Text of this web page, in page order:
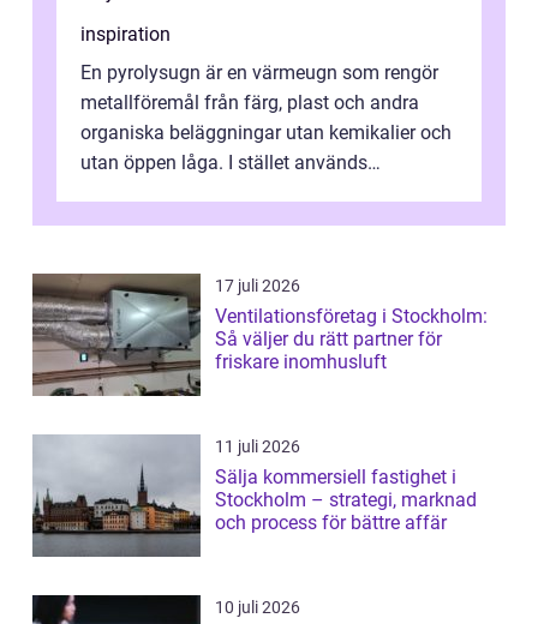
inspiration
En pyrolysugn är en värmeugn som rengör
metallföremål från färg, plast och andra
organiska beläggningar utan kemikalier och
utan öppen låga. I stället används
17 juli 2026
Ventilationsföretag i Stockholm:
Så väljer du rätt partner för
friskare inomhusluft
11 juli 2026
Sälja kommersiell fastighet i
Stockholm – strategi, marknad
och process för bättre affär
10 juli 2026